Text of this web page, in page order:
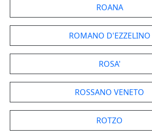
ROANA
ROMANO D'EZZELINO
ROSA'
ROSSANO VENETO
ROTZO